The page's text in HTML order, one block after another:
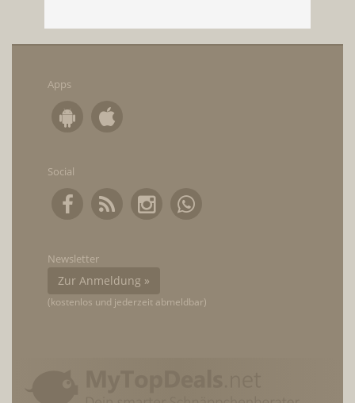
Apps
Social
Newsletter
Zur Anmeldung »
(kostenlos und jederzeit abmeldbar)